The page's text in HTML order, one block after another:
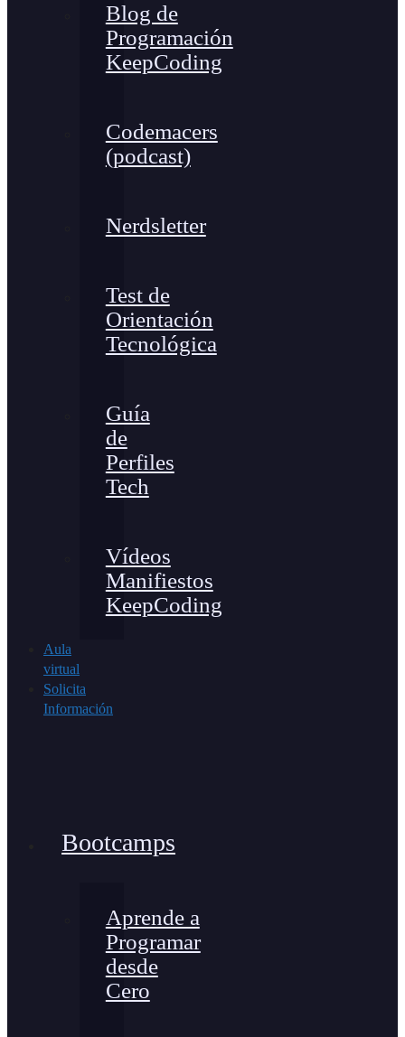
Blog de
Programación
KeepCoding
Codemacers
(podcast)
Nerdsletter
Test de
Orientación
Tecnológica
Guía
de
Perfiles
Tech
Vídeos
Manifiestos
KeepCoding
Aula
virtual
Solicita
Información
Bootcamps
Aprende a
Programar
desde
Cero